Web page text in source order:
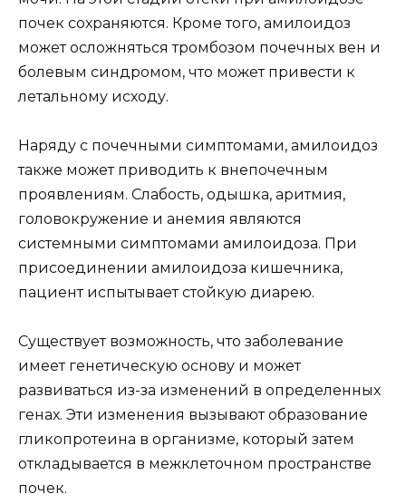
почек сохраняются. Кроме того, амилоидоз
может осложняться тромбозом почечных вен и
болевым синдромом, что может привести к
летальному исходу.
Наряду с почечными симптомами, амилоидоз
также может приводить к внепочечным
проявлениям. Слабость, одышка, аритмия,
головокружение и анемия являются
системными симптомами амилоидоза. При
присоединении амилоидоза кишечника,
пациент испытывает стойкую диарею.
Существует возможность, что заболевание
имеет генетическую основу и может
развиваться из-за изменений в определенных
генах. Эти изменения вызывают образование
гликопротеина в организме, который затем
откладывается в межклеточном пространстве
почек.